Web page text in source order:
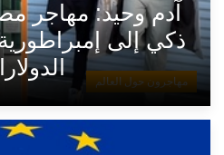
مهاجرون حول العالم
آدم وحيد: مهاجر
ذكي إلى إمبراطورية